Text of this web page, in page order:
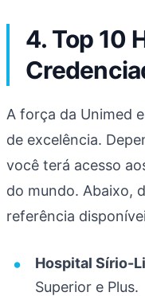
4. Top 10
A força da Unimed
de excelência.
você terá acesso
do mundo. Abaixo,
referência
Hospital Sírio-
Superior e Plus.